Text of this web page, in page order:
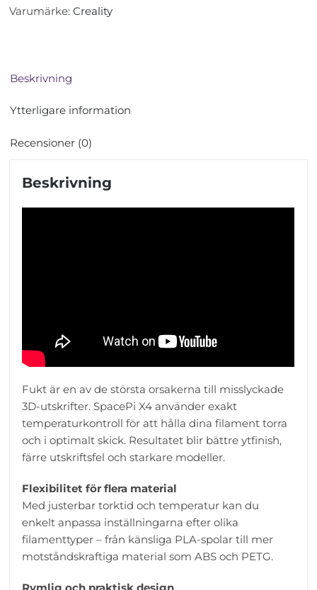
Varumärke:Creality
Beskrivning
Ytterligare information
Recensioner (0)
Beskrivning
Fukt är en av de största orsakerna till misslyckade
3D-utskrifter. SpacePi X4 använder exakt
temperaturkontroll för att hålla dina filament torra
och i optimalt skick. Resultatet blir bättre ytfinish,
färre utskriftsfel och starkare modeller.
Flexibilitet för flera material
Med justerbar torktid och temperatur kan du
enkelt anpassa inställningarna efter olika
filamenttyper – från känsliga PLA-spolar till mer
motståndskraftiga material som ABS och PETG.